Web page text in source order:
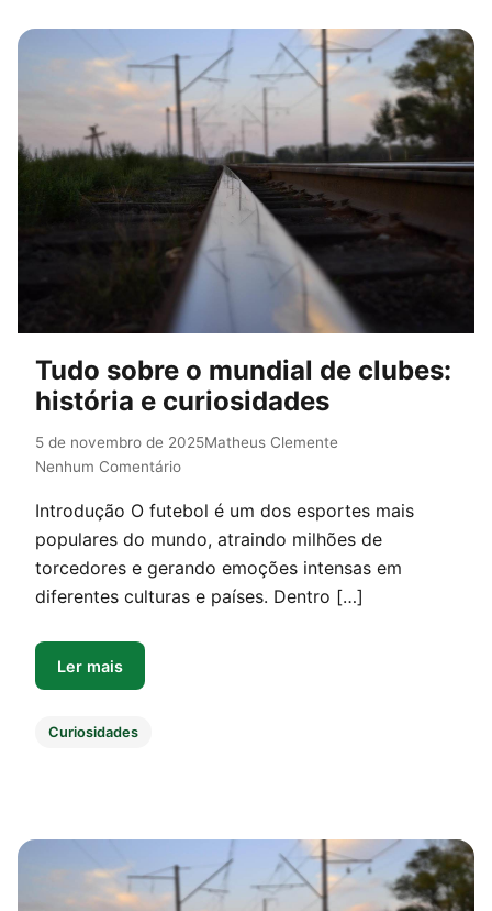
Tudo sobre o mundial de clubes:
história e curiosidades
5 de novembro de 2025Matheus Clemente
Nenhum Comentário
Introdução O futebol é um dos esportes mais
populares do mundo, atraindo milhões de
torcedores e gerando emoções intensas em
diferentes culturas e países. Dentro […]
Ler mais
Curiosidades